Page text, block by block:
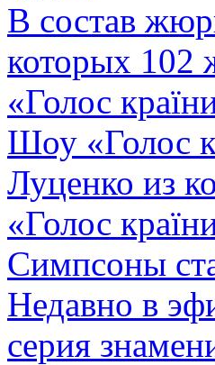
В состав
которых
«Голос
Шоу «Голос
Луценко из
«Голос
Симпсоны
Недавно в
серия